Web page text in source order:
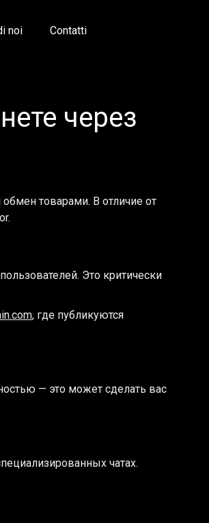
noi Contatti
через
товарами. В отличие от
Это критически
, где публикуются
— это может сделать вас
чатах.